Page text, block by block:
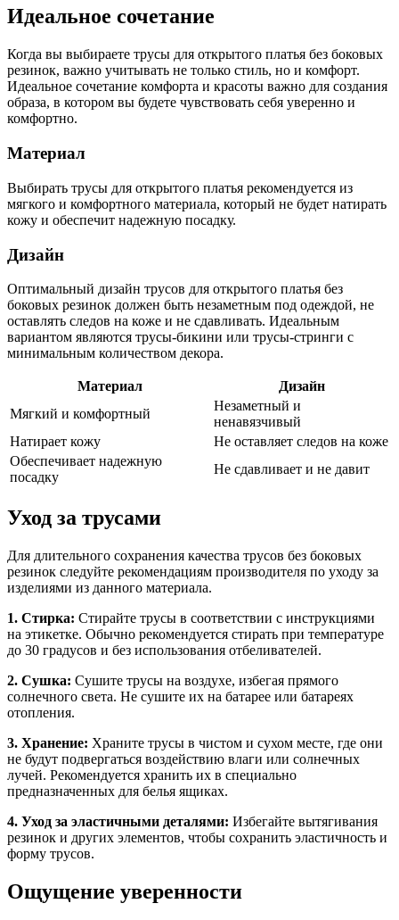
Идеальное сочетание
Когда вы выбираете трусы для открытого платья без боковых
резинок, важно учитывать не только стиль, но и комфорт.
Идеальное сочетание комфорта и красоты важно для создания
образа, в котором вы будете чувствовать себя уверенно и
комфортно.
Материал
Выбирать трусы для открытого платья рекомендуется из
мягкого и комфортного материала, который не будет натирать
кожу и обеспечит надежную посадку.
Дизайн
Оптимальный дизайн трусов для открытого платья без
боковых резинок должен быть незаметным под одеждой, не
оставлять следов на коже и не сдавливать. Идеальным
вариантом являются трусы-бикини или трусы-стринги с
минимальным количеством декора.
Материал
Дизайн
Мягкий и комфортный
Незаметный и
ненавязчивый
Натирает кожу
Не оставляет следов на коже
Обеспечивает надежную
посадку
Не сдавливает и не давит
Уход за трусами
Для длительного сохранения качества трусов без боковых
резинок следуйте рекомендациям производителя по уходу за
изделиями из данного материала.
1. Стирка: Стирайте трусы в соответствии с инструкциями
на этикетке. Обычно рекомендуется стирать при температуре
до 30 градусов и без использования отбеливателей.
2. Сушка: Сушите трусы на воздухе, избегая прямого
солнечного света. Не сушите их на батарее или батареях
отопления.
3. Хранение: Храните трусы в чистом и сухом месте, где они
не будут подвергаться воздействию влаги или солнечных
лучей. Рекомендуется хранить их в специально
предназначенных для белья ящиках.
4. Уход за эластичными деталями: Избегайте вытягивания
резинок и других элементов, чтобы сохранить эластичность и
форму трусов.
Ощущение уверенности